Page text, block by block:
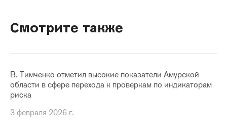
Смотрите также
В. Тимченко отметил высокие показатели Амурской
области в сфере перехода к проверкам по индикаторам
риска
3 февраля 2026 г.